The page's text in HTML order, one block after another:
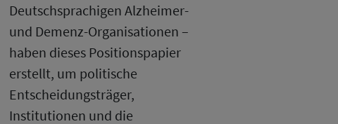
Deutschsprachigen Alzheimer-
und Demenz-Organisationen –
haben dieses Positionspapier
erstellt, um politische
Entscheidungsträger,
Institutionen und die